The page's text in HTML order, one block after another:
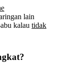
lain
kalau tidak